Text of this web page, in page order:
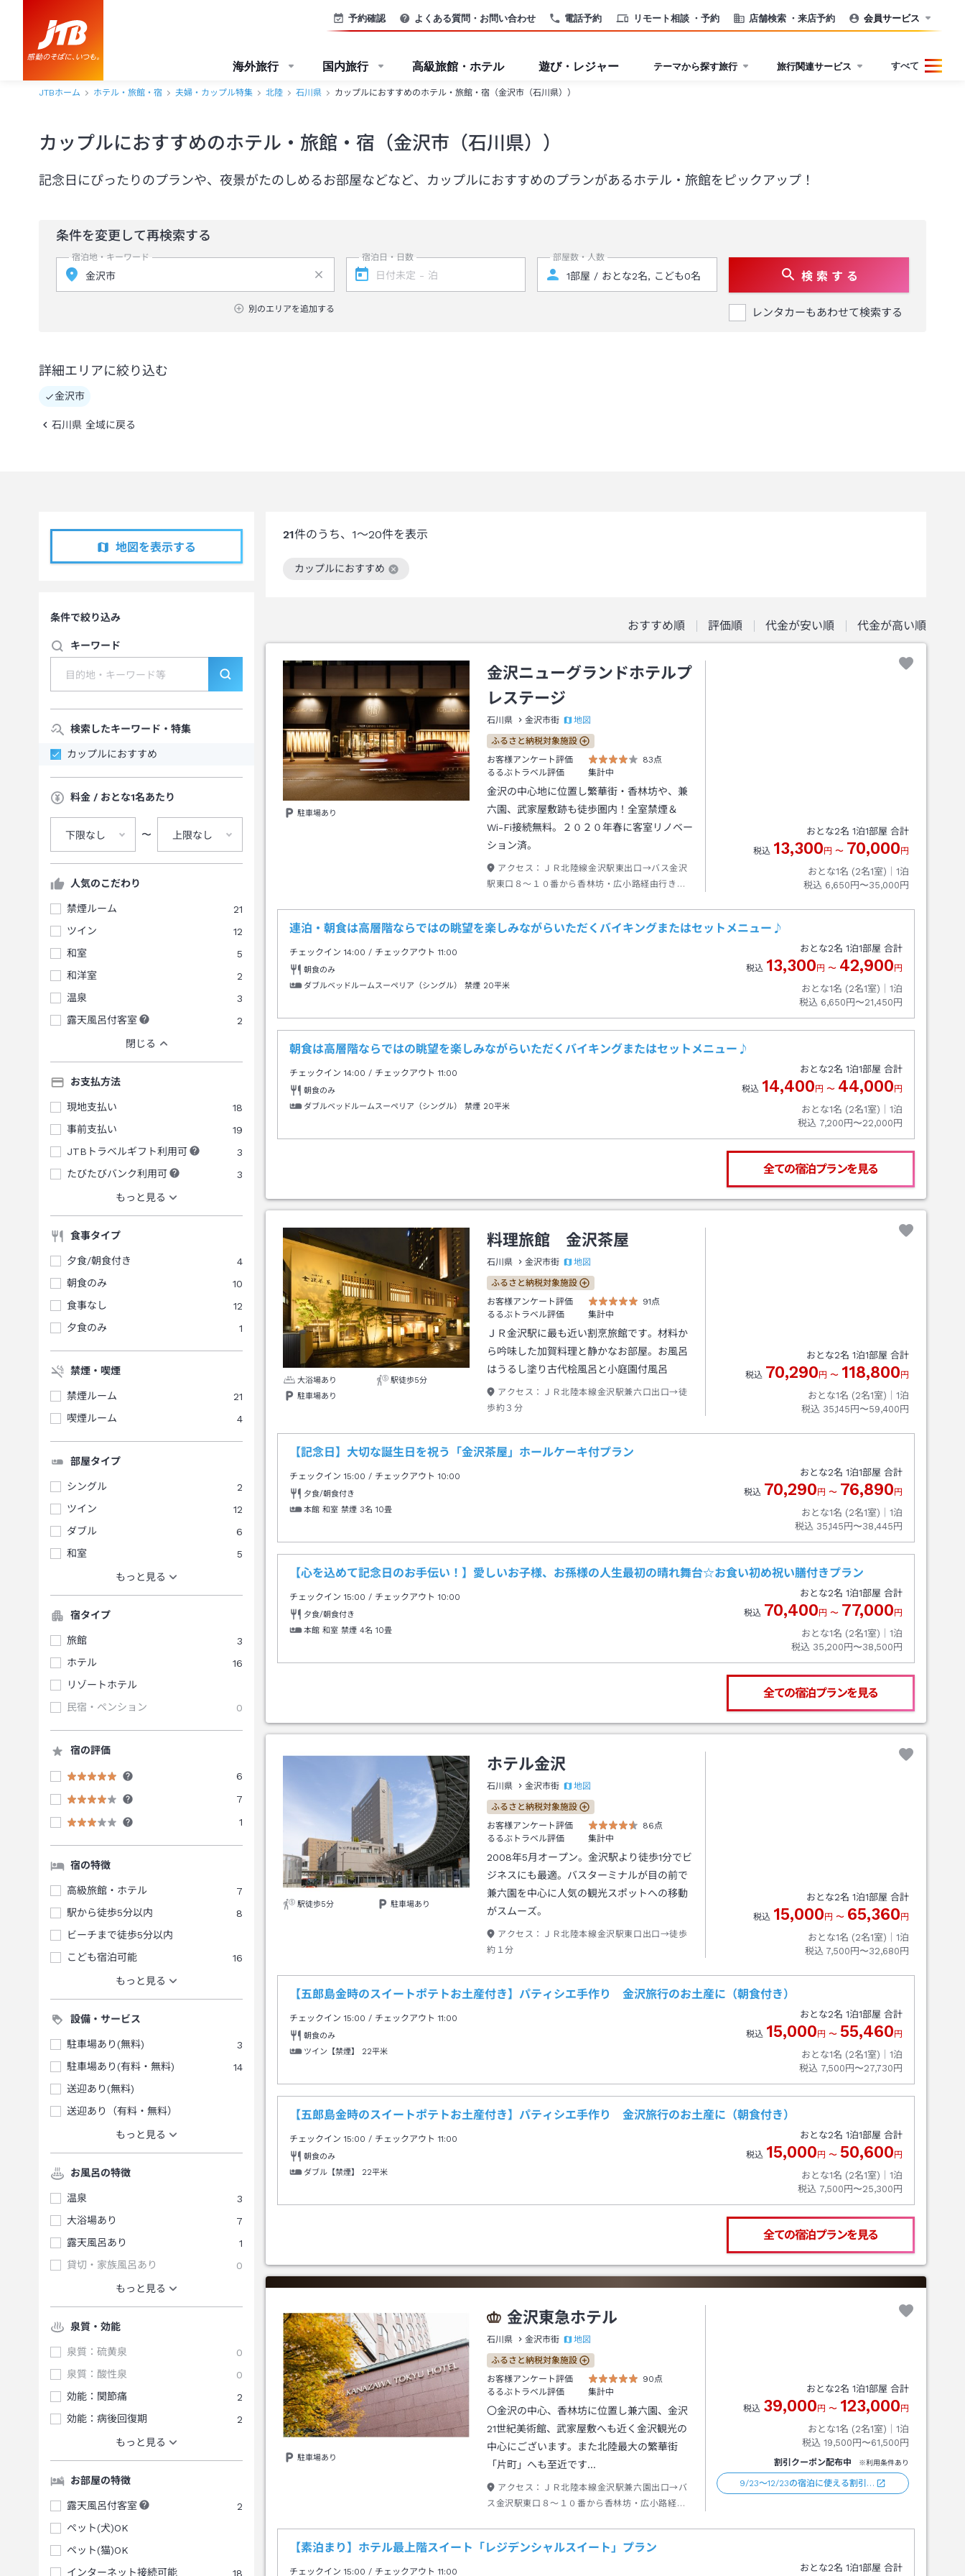
電話予約 リモート相談 ・予約 店舗検索 ・来店予約
予約確認 よくある質問・お問い合わせ 会員サービス
海外旅行 国内旅行 高級旅館・ホテル 遊び・レジャー テーマから探す旅行 旅行関連サービス すべて
JTBホーム ホテル・旅館・宿 夫婦・カップル特集 北陸 石川県 カップルにおすすめのホテル・旅館・宿（金沢市（石川県））
カップルにおすすめのホテル・旅館・宿（金沢市（石川県））
記念日にぴったりのプランや、夜景がたのしめるお部屋などなど、カップルにおすすめのプランがあるホテル・旅館をピックアップ！
条件を変更して再検索する
宿泊地・キーワード
別のエリアを追加する
宿泊日・日数 部屋数・人数
検 索 す る
レンタカーもあわせて検索する
詳細エリアに絞り込む
金沢市
石川県 全域に戻る
地図を表示する
条件で絞り込み
キーワード
検索したキーワード・特集
カップルにおすすめ
料金 / おとな1名あたり
下限なし 〜 上限なし
人気のこだわり
禁煙ルーム
21
ツイン
12
和室
5
和洋室
2
温泉
3
露天風呂付客室
2
閉じる
お支払方法
現地支払い
18
事前支払い
19
JTBトラベルギフト利用可
3
たびたびバンク利用可
3
もっと見る
食事タイプ
夕食/朝食付き
4
朝食のみ
10
食事なし
12
夕食のみ
1
禁煙・喫煙
禁煙ルーム
21
喫煙ルーム
4
部屋タイプ
シングル
2
ツイン
12
ダブル
6
和室
5
もっと見る
宿タイプ
旅館
3
ホテル
16
リゾートホテル
民宿・ペンション
0
宿の評価
6
7
1
宿の特徴
高級旅館・ホテル
7
駅から徒歩5分以内
8
ビーチまで徒歩5分以内
こども宿泊可能
16
もっと見る
設備・サービス
駐車場あり(無料)
3
駐車場あり(有料・無料)
14
送迎あり(無料)
送迎あり（有料・無料）
もっと見る
お風呂の特徴
温泉
3
大浴場あり
7
露天風呂あり
1
貸切・家族風呂あり
0
もっと見る
泉質・効能
泉質：硫黄泉
0
泉質：酸性泉
0
効能：関節痛
2
効能：病後回復期
2
もっと見る
お部屋の特徴
露天風呂付客室
2
ペット(犬)OK
ペット(猫)OK
インターネット接続可能
18
21件のうち、 1～20件を表示
カップルにおすすめ
この絞り込み条件を解除
おすすめ順 評価順 代金が安い順 代金が高い順
駐車場あり
金沢ニューグランドホテルプ
レステージ
石川県 金沢市街 地図
ふるさと納税対象施設
お客様アンケート評価
83点
るるぶトラベル評価
集計中
金沢の中心地に位置し繁華街・香林坊や、兼
六園、武家屋敷跡も徒歩圏内！全室禁煙＆
Wi-Fi接続無料。２０２０年春に客室リノベー
ション済。
アクセス：
ＪＲ北陸線金沢駅東出口→バス金沢
駅東口８～１０番から香林坊・広小路経由行き約
おとな2名 1泊1部屋 合計
税込 13,300 円 〜 70,000 円
おとな1名 (2名1室)｜ 1泊
税込 6,650円〜35,000円
連泊・朝食は高層階ならではの眺望を楽しみながらいただくバイキングまたはセットメニュー♪
チェックイン14:00 / チェックアウト 11:00
朝食のみ
ダブルベッドルームスーペリア（シングル） 禁煙 20平米
おとな2名 1泊1部屋 合計
税込 13,300 円 〜 42,900 円
おとな1名 (2名1室)｜ 1泊
税込 6,650円〜21,450円
朝食は高層階ならではの眺望を楽しみながらいただくバイキングまたはセットメニュー♪
チェックイン14:00 / チェックアウト 11:00
朝食のみ
ダブルベッドルームスーペリア（シングル） 禁煙 20平米
おとな2名 1泊1部屋 合計
税込 14,400 円 〜 44,000 円
おとな1名 (2名1室)｜ 1泊
税込 7,200円〜22,000円
全ての宿泊プランを見る
大浴場あり
駅徒歩5分
駐車場あり
料理旅館 金沢茶屋
石川県 金沢市街 地図
ふるさと納税対象施設
お客様アンケート評価
91点
るるぶトラベル評価
集計中
ＪＲ金沢駅に最も近い割烹旅館です。材料か
ら吟味した加賀料理と静かなお部屋。お風呂
はうるし塗り古代桧風呂と小庭園付風呂
アクセス：
ＪＲ北陸本線金沢駅兼六口出口→徒
歩約３分
おとな2名 1泊1部屋 合計
税込 70,290 円 〜 118,800 円
おとな1名 (2名1室)｜ 1泊
税込 35,145円〜59,400円
【記念日】大切な誕生日を祝う「金沢茶屋」ホールケーキ付プラン
チェックイン15:00 / チェックアウト 10:00
夕食/朝食付き
本館 和室 禁煙 3名 10畳
おとな2名 1泊1部屋 合計
税込 70,290 円 〜 76,890 円
おとな1名 (2名1室)｜ 1泊
税込 35,145円〜38,445円
【心を込めて記念日のお手伝い！】愛しいお子様、お孫様の人生最初の晴れ舞台☆お食い初め祝い膳付きプラン
チェックイン15:00 / チェックアウト 10:00
夕食/朝食付き
本館 和室 禁煙 4名 10畳
おとな2名 1泊1部屋 合計
税込 70,400 円 〜 77,000 円
おとな1名 (2名1室)｜ 1泊
税込 35,200円〜38,500円
全ての宿泊プランを見る
駅徒歩5分 駐車場あり
ホテル金沢
石川県 金沢市街 地図
ふるさと納税対象施設
お客様アンケート評価
86点
るるぶトラベル評価
集計中
2008年5月オープン。金沢駅より徒歩1分でビ
ジネスにも最適。バスターミナルが目の前で
兼六園を中心に人気の観光スポットへの移動
がスムーズ。
アクセス：
ＪＲ北陸本線金沢駅東口出口→徒歩
約１分
おとな2名 1泊1部屋 合計
税込 15,000 円 〜 65,360 円
おとな1名 (2名1室)｜ 1泊
税込 7,500円〜32,680円
【五郎島金時のスイートポテトお土産付き】パティシエ手作り 金沢旅行のお土産に（朝食付き）
チェックイン15:00 / チェックアウト 11:00
朝食のみ
ツイン【禁煙】
22平米
おとな2名 1泊1部屋 合計
税込 15,000 円 〜 55,460 円
おとな1名 (2名1室)｜ 1泊
税込 7,500円〜27,730円
【五郎島金時のスイートポテトお土産付き】パティシエ手作り 金沢旅行のお土産に（朝食付き）
チェックイン15:00 / チェックアウト 11:00
朝食のみ
ダブル【禁煙】
22平米
おとな2名 1泊1部屋 合計
税込 15,000 円 〜 50,600 円
おとな1名 (2名1室)｜ 1泊
税込 7,500円〜25,300円
全ての宿泊プランを見る
駐車場あり
金沢東急ホテル
石川県 金沢市街 地図
ふるさと納税対象施設
お客様アンケート評価
90点
るるぶトラベル評価
集計中
〇金沢の中心、香林坊に位置し兼六園、金沢
21世紀美術館、武家屋敷へも近く金沢観光の
中心にございます。また北陸最大の繁華街
「片町」へも至近です…
アクセス：
ＪＲ北陸本線金沢駅兼六園出口→バ
ス金沢駅東口８～１０番から香林坊・広小路経由
おとな2名 1泊1部屋 合計
税込 39,000 円 〜 123,000 円
おとな1名 (2名1室)｜ 1泊
税込 19,500円〜61,500円
割引クーポン配布中 ※利用条件あり
9/23～12/23の宿泊に使える割引…
【素泊まり】ホテル最上階スイート「レジデンシャルスイート」プラン
チェックイン15:00 / チェックアウト 11:00 おとな2名 1泊1部屋 合計